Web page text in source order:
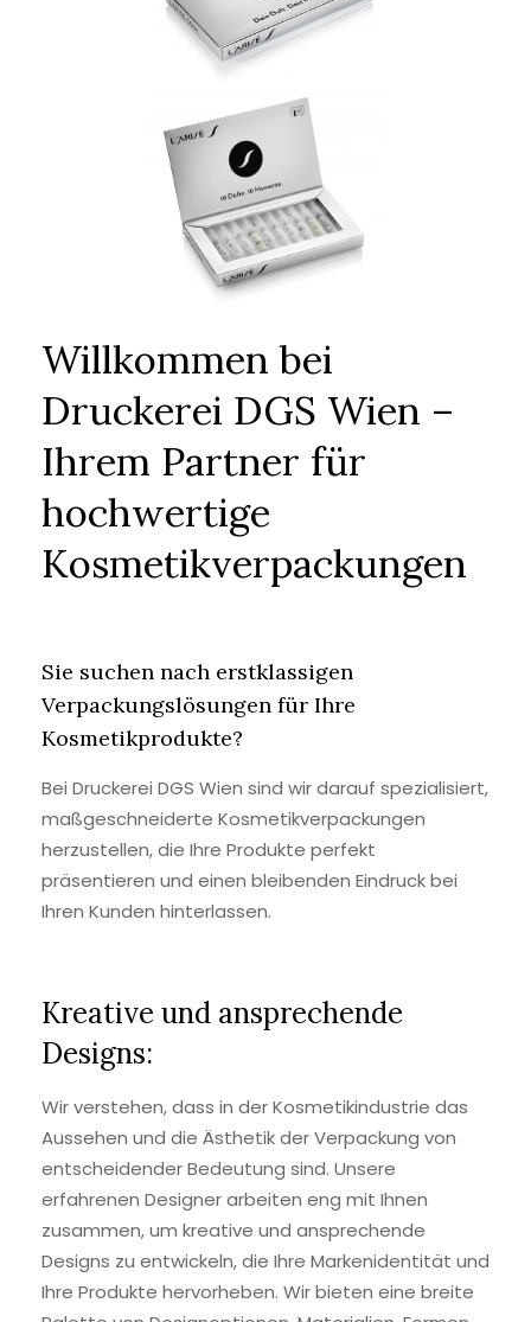
Willkommen bei
Druckerei DGS Wien –
Ihrem Partner für
hochwertige
Kosmetikverpackungen
Sie suchen nach erstklassigen
Verpackungslösungen für Ihre
Kosmetikprodukte?
Bei Druckerei DGS Wien sind wir darauf spezialisiert,
maßgeschneiderte Kosmetikverpackungen
herzustellen, die Ihre Produkte perfekt
präsentieren und einen bleibenden Eindruck bei
Ihren Kunden hinterlassen.
Kreative und ansprechende
Designs:
Wir verstehen, dass in der Kosmetikindustrie das
Aussehen und die Ästhetik der Verpackung von
entscheidender Bedeutung sind. Unsere
erfahrenen Designer arbeiten eng mit Ihnen
zusammen, um kreative und ansprechende
Designs zu entwickeln, die Ihre Markenidentität und
Ihre Produkte hervorheben. Wir bieten eine breite